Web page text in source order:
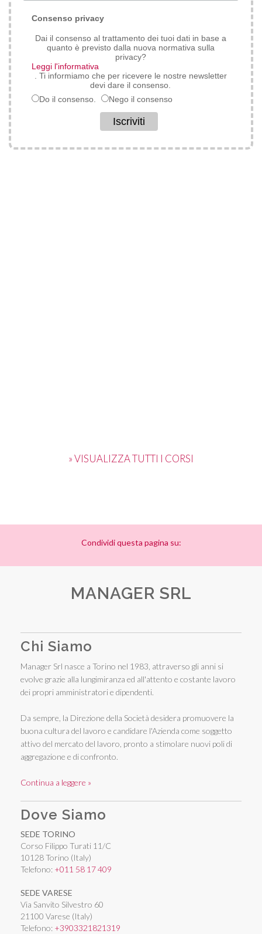
Consenso privacy
Dai il consenso al trattamento dei tuoi dati in base a
quanto è previsto dalla nuova normativa sulla
privacy?
Leggi l'informativa
. Ti informiamo che per ricevere le nostre newsletter
devi dare il consenso.
Do il consenso.
Nego il consenso
» VISUALIZZA TUTTI I CORSI
Condividi questa pagina su:
MANAGER SRL
Chi Siamo
Manager Srl nasce a Torino nel 1983, attraverso gli anni si
evolve grazie alla lungimiranza ed all'attento e costante lavoro
dei propri amministratori e dipendenti.
Da sempre, la Direzione della Società desidera promuovere la
buona cultura del lavoro e candidare l'Azienda come soggetto
attivo del mercato del lavoro, pronto a stimolare nuovi poli di
aggregazione e di confronto.
Continua a leggere »
Dove Siamo
SEDE TORINO
Corso Filippo Turati 11/C
10128 Torino (Italy)
Telefono: +011 58 17 409
SEDE VARESE
Via Sanvito Silvestro 60
21100 Varese (Italy)
Telefono: +3903321821319